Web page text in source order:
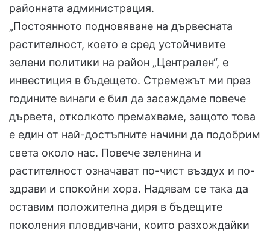
районната администрация.
„Постоянното подновяване на дървесната
растителност, което е сред устойчивите
зелени политики на район „Централен“, е
инвестиция в бъдещето. Стремежът ми през
годините винаги е бил да засаждаме повече
дървета, отколкото премахваме, защото това
е един от най-достъпните начини да подобрим
света около нас. Повече зеленина и
растителност означават по-чист въздух и по-
здрави и спокойни хора. Надявам се така да
оставим положителна диря в бъдещите
поколения пловдивчани, които разхождайки